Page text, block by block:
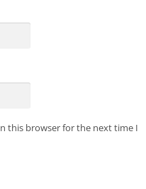
this browser for the next time I